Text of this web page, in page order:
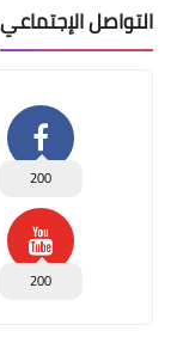
التواصل الإجتماعي
200
200